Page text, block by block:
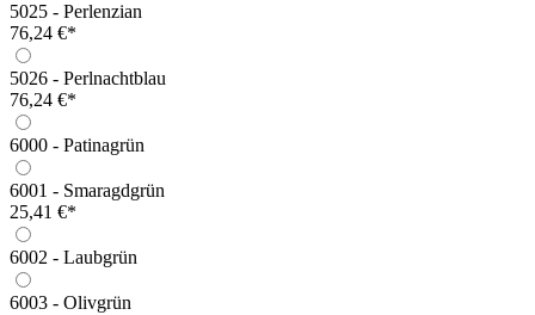
5025 - Perlenzian
76,24 €*
5026 - Perlnachtblau
76,24 €*
6000 - Patinagrün
6001 - Smaragdgrün
25,41 €*
6002 - Laubgrün
6003 - Olivgrün